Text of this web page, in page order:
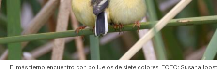
El más tierno encuentro con polluelos de siete colores. FOTO: Susana Joost